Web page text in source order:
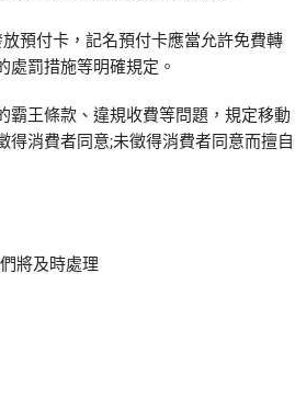
預付卡，記名預付卡應當允許免費轉
罰措施等明確規定。
王條款、違規收費等問題，規定移動
消費者同意;未徵得消費者同意而擅自
將及時處理